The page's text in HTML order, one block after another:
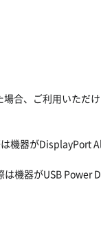
合、ご利用いただけ
機器がDisplayPort
機器がUSB Power